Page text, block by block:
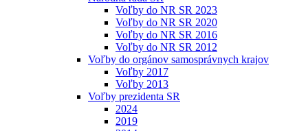
Voľby do NR SR 2023
Voľby do NR SR 2020
Voľby do NR SR 2016
Voľby do NR SR 2012
Voľby do orgánov samosprávnych krajov
Voľby 2017
Voľby 2013
Voľby prezidenta SR
2024
2019